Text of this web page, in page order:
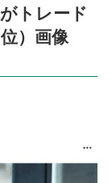
トレード
）画像